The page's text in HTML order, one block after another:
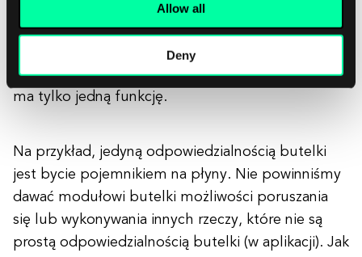
Allow all
Deny
Jedna z zasadSOLIDmówi, że każdy moduł lub
klasa powinny być odpowiedzialne tylko za jedną
rzecz. Po prostu łatwiej jest nazwać element, który
ma tylko jedną funkcję.
Na przykład, jedyną odpowiedzialnością butelki
jest bycie pojemnikiem na płyny. Nie powinniśmy
dawać modułowi butelki możliwości poruszania
się lub wykonywania innych rzeczy, które nie są
prostą odpowiedzialnością butelki (w aplikacji). Jak